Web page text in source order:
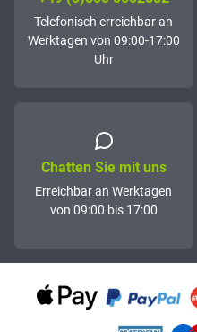
Telefonisch erreichbar an
Werktagen von 09:00-17:00
Uhr
Chatten Sie mit uns
Erreichbar an Werktagen
von 09:00 bis 17:00